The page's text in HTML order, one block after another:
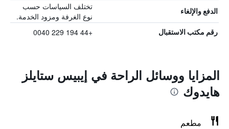
الدفع والإلغاء
تختلف السياسات حسب
نوع الغرفة ومزود الخدمة.
رقم مكتب الاستقبال +44 194 229 0040
المزايا ووسائل الراحة في إيبيس ستايلز
هايدوك
مطعم